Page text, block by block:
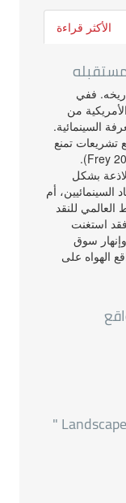
الأكثر قراءة
ففي
من
السينمائية.
أوروبا عام 1919، لوضع تشريعات تمنع
إصدارل المجلات السينمائية بجملتها (Frey 2015, 37).
بشكل
أم
للنقد
استغنت
سوق
الهواه على
Landscape in the Mist_1988 "